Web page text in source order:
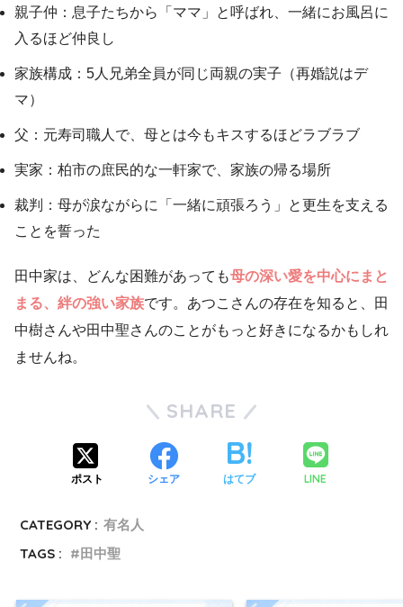
親子仲：息子たちから「ママ」と呼ばれ、一緒にお風呂に
入るほど仲良し
家族構成：5人兄弟全員が同じ両親の実子（再婚説はデ
マ）
父：元寿司職人で、母とは今もキスするほどラブラブ
実家：柏市の庶民的な一軒家で、家族の帰る場所
裁判：母が涙ながらに「一緒に頑張ろう」と更生を支える
ことを誓った
田中家は、どんな困難があっても母の深い愛を中心にまと
まる、絆の強い家族です。あつこさんの存在を知ると、田
中樹さんや田中聖さんのことがもっと好きになるかもしれ
ませんね。
SHARE
ポスト シェア はてブ LINE
CATEGORY : 有名人
TAGS :
田中聖